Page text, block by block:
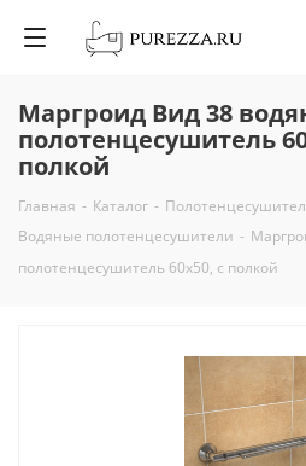
Маргроид Вид 38
полотенцесушитель
полкой
Главная - Каталог -
Водяные полотенцесушители -
полотенцесушитель 60х50, с полкой